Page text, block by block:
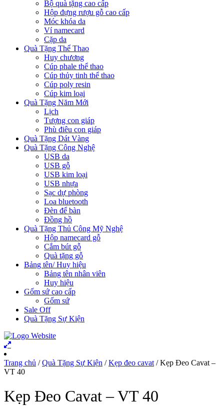
Bộ quà tặng cao cấp
Hộp đựng rượu gỗ cao cấp
Móc khóa da
Ví namecard
Cặp da
Quà Tặng Thể Thao
Huy chương
Cúp phale thể thao
Cúp thủy tinh thể thao
Cúp poly resin
Cúp kim loại
Quà Tặng Năm Mới
Lịch
Tượng con giáp
Phù điêu con giáp
Quà Tặng Dát Vàng
Quà Tặng Công Nghệ
USB da
USB gỗ
USB kim loại
USB nhựa
Sạc dự phòng
Loa bluetooth
Đèn để bàn
Đồng hồ
Quà Tặng Thủ Công Mỹ Nghệ
Hộp namecard gỗ
Cắm bút gỗ
Quà tặng gỗ
Bảng tên/ Huy hiệu
Bảng tên nhân viên
Huy hiệu
Gốm sứ cao cấp
Gốm sứ
Sale Off
Quà Tặng Sự Kiện
Trang chủ /Quà Tặng Sự Kiện /Kẹp đeo cavat / Kẹp Đeo Cavat –
VT 40
Kẹp Đeo Cavat – VT 40